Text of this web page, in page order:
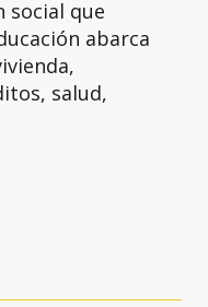
social que
abarca
salud,